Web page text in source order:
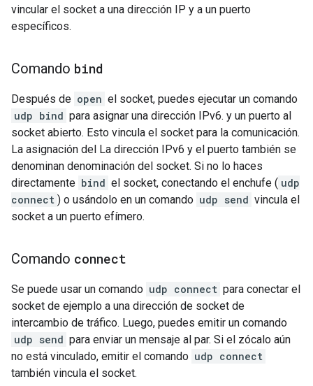
vincular el socket a una dirección IP y a un puerto
específicos.
Comando bind
Después de open el socket, puedes ejecutar un comando
udp bind para asignar una dirección IPv6. y un puerto al
socket abierto. Esto vincula el socket para la comunicación.
La asignación del La dirección IPv6 y el puerto también se
denominan denominación del socket. Si no lo haces
directamente bind el socket, conectando el enchufe ( udp
connect ) o usándolo en un comando udp send vincula el
socket a un puerto efímero.
Comando connect
Se puede usar un comando udp connect para conectar el
socket de ejemplo a una dirección de socket de
intercambio de tráfico. Luego, puedes emitir un comando
udp send para enviar un mensaje al par. Si el zócalo aún
no está vinculado, emitir el comando udp connect
también vincula el socket.